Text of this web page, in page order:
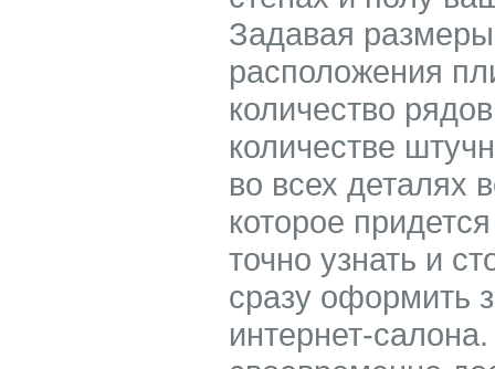
Задавая
расположения
количество
количестве
во всех деталях
которое
точно узнать и
сразу оформить
интернет-